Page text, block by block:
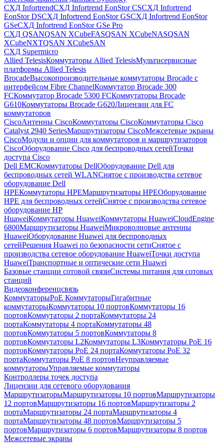
СХД InfortrendСХД Infortrend EonStor CSСХД Infortrend
EonStor DSСХД Infortrend EonStor GSСХД Infortrend EonStor
GSeСХД Infortrend EonStor GSe Pro
СХД QSANQSAN XCubeFASQSAN XCubeNASQSAN
XCubeNXTQSAN XCubeSAN
СХД Supermicro
Allied TelesisКоммутаторы Allied TelesisМультисервисные
платформы Allied Telesis
BrocadeВысокопроизводительные коммутаторы Brocade с
интерфейсом Fibre ChannelКоммутатор Brocade 300
FCКоммутатор Brocade 5300 FCКоммутаторы Brocade
G610Коммутаторы Brocade G620Лицензии для FC
коммутаторов
CiscoАнтенны CiscoКоммутаторы CiscoКоммутаторы Cisco
Catalyst 2940 SeriesМаршрутизаторы CiscoМежсетевые экраны
CiscoМодули и опции для коммутаторов и маршрутизаторов
CiscoОборудование Cisco для беспроводных сетейТочки
доступа Cisco
Dell EMCКоммутаторы DellОборудование Dell для
беспроводных сетей WLANСнятое с производства сетевое
оборудование Dell
HPEКоммутаторы HPEМаршрутизаторы HPEОборудование
HPE для беспроводных сетейСнятое с производства сетевое
оборудование HP
HuaweiКоммутаторы HuaweiКоммутаторы HuaweiCloudEngine
6800Маршрутизаторы HuaweiМикроволновые антенны
HuaweiОборудование Huawei для беспроводных
сетейРешения Huawei по безопасности сетиСнятое с
производства сетевое оборудование HuaweiТочки доступа
HuaweiТранспортные и оптические сети Huawei
Базовые станции сотовой связиСистемы питания для сотовых
станций
Видеоконференцсвязь
КоммутаторыPoE КоммутаторыГигабитные
коммутаторыКоммутаторы 10 портовКоммутаторы 16
портовКоммутаторы 2 портаКоммутаторы 24
портаКоммутаторы 4 портаКоммутаторы 48
портовКоммутаторы 5 портовКоммутаторы 8
портовКоммутаторы L2Коммутаторы L3Коммутаторы PoE 16
портовКоммутаторы PoE 24 портаКоммутаторы PoE 32
портаКоммутаторы PoE 8 портовНеуправляемые
коммутаторыУправляемые коммутаторы
Контроллеры точек доступа
Лицензии для сетевого оборудования
МаршрутизаторыМаршрутизаторы 10 портовМаршрутизаторы
12 портовМаршрутизаторы 16 портовМаршрутизаторы 2
портаМаршрутизаторы 24 портаМаршрутизаторы 4
портаМаршрутизаторы 48 портовМаршрутизаторы 5
портовМаршрутизаторы 6 портовМаршрутизаторы 8 портов
Межсетевые экраны